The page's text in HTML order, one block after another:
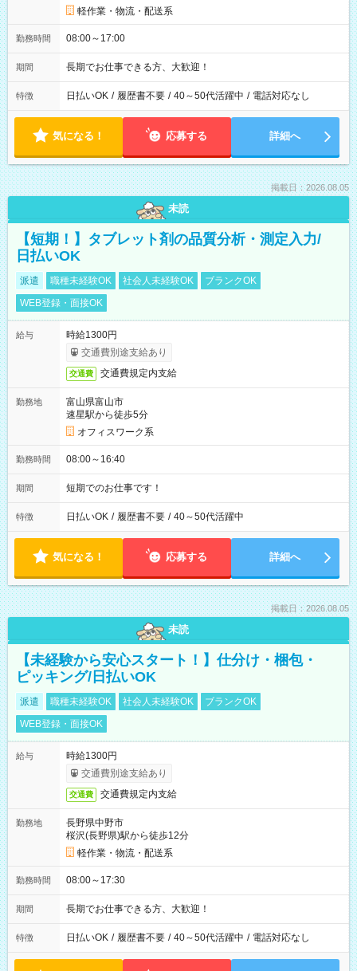
軽作業・物流・配送系
勤務時間 08:00～17:00
期間 長期でお仕事できる方、大歓迎！
特徴 日払いOK / 履歴書不要 / 40～50代活躍中 / 電話対応なし
気になる！ 応募する 詳細へ
掲載日：2026.08.05
未読
【短期！】タブレット剤の品質分析・測定入力/
日払いOK
派遣 職種未経験OK 社会人未経験OK
ブランクOK
WEB登録・面接OK
給与
時給1300円
交通費別途支給あり
交通費 交通費規定内支給
勤務地
富山県富山市
速星駅から徒歩5分
オフィスワーク系
勤務時間 08:00～16:40
期間 短期でのお仕事です！
特徴 日払いOK / 履歴書不要 / 40～50代活躍中
気になる！ 応募する 詳細へ
掲載日：2026.08.05
未読
【未経験から安心スタート！】仕分け・梱包・
ピッキング/日払いOK
派遣 職種未経験OK 社会人未経験OK
ブランクOK
WEB登録・面接OK
給与
時給1300円
交通費別途支給あり
交通費 交通費規定内支給
勤務地
長野県中野市
桜沢(長野県)駅から徒歩12分
軽作業・物流・配送系
勤務時間 08:00～17:30
期間 長期でお仕事できる方、大歓迎！
特徴 日払いOK / 履歴書不要 / 40～50代活躍中 / 電話対応なし